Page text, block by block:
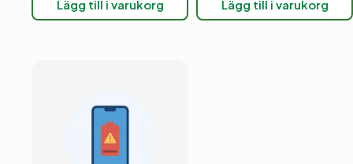
Lägg till i varukorg
priset
var:
priset
är:
Lägg till i varukorg